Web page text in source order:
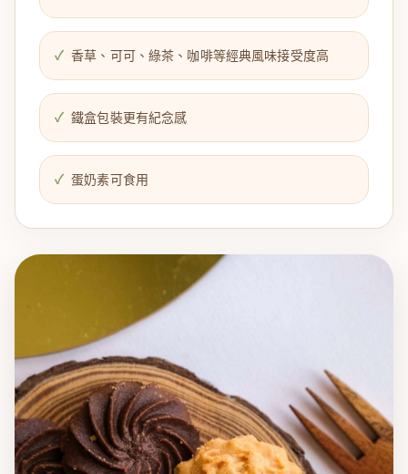
香草、可可、綠茶、咖啡等經典風味接受度高
鐵盒包裝更有紀念感
蛋奶素可食用